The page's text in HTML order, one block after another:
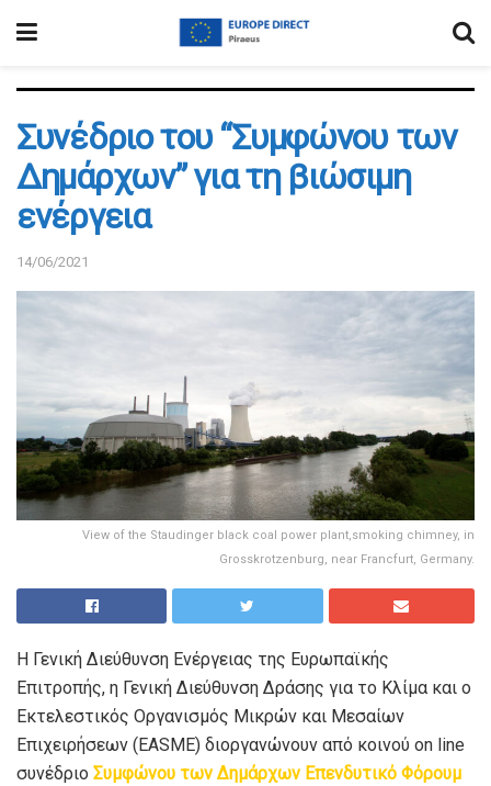
Συνέδριο του “Συμφώνου των
Δημάρχων” για τη βιώσιμη
ενέργεια
14/06/2021
View of the Staudinger black coal power plant,smoking chimney, in
Grosskrotzenburg, near Francfurt, Germany.
Η Γενική Διεύθυνση Ενέργειας της Ευρωπαϊκής
Επιτροπής, η Γενική Διεύθυνση Δράσης για το Κλίμα και ο
Εκτελεστικός Οργανισμός Μικρών και Μεσαίων
Επιχειρήσεων (EASME) διοργανώνουν από κοινού on line
συνέδριο Συμφώνου των Δημάρχων Επενδυτικό Φόρουμ